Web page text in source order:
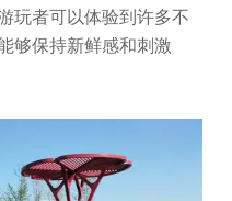
玩者可以体验到许多不
够保持新鲜感和刺激